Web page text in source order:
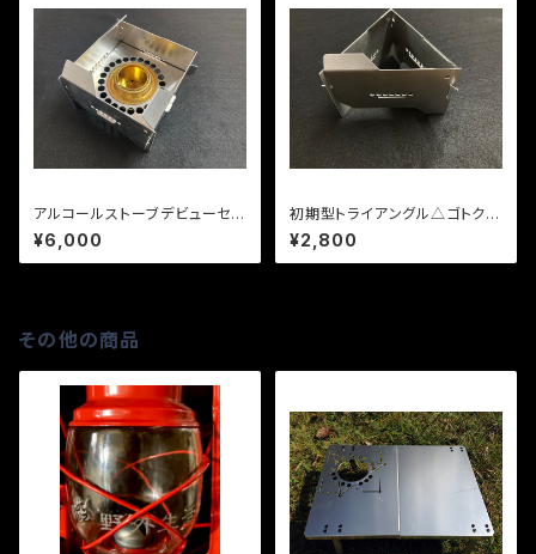
アルコールストーブデビューセッ
ト（初期型スクエア-四角-ゴトク
風防）
¥6,000
初期型トライアングル△ゴトク風
防（ロゴなし）
¥2,800
その他の商品